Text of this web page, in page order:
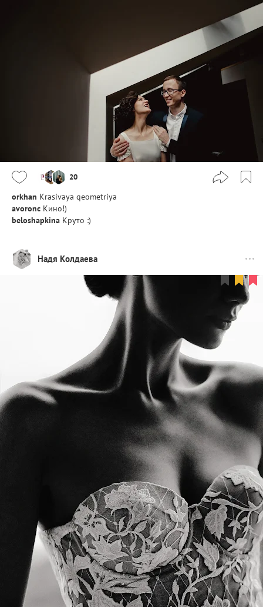
20
orkhan Krasivaya qeometriya
avoronc Кино!)
beloshapkina Круто :)
Надя Колдаева